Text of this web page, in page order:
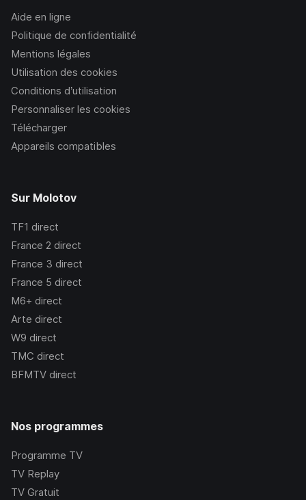
Aide en ligne
Politique de confidentialité
Mentions légales
Utilisation des cookies
Conditions d’utilisation
Personnaliser les cookies
Télécharger
Appareils compatibles
Sur Molotov
TF1 direct
France 2 direct
France 3 direct
France 5 direct
M6+ direct
Arte direct
W9 direct
TMC direct
BFMTV direct
Nos programmes
Programme TV
TV Replay
TV Gratuit